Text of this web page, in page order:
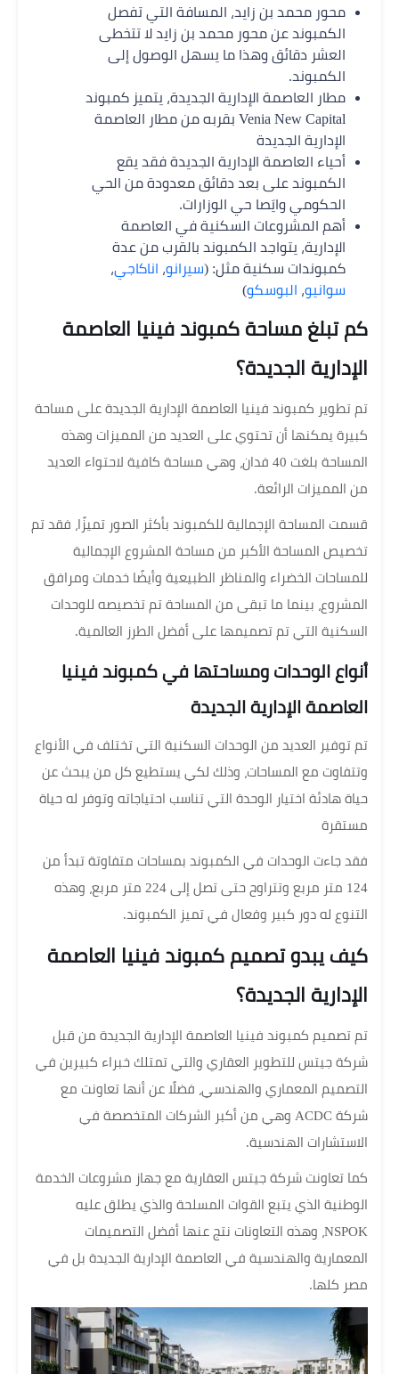
محور محمد بن زايد، المسافة التي تفصل
الكمبوند عن محور محمد بن زايد لا تتخطى
العشر دقائق وهذا ما يسهل الوصول إلى
الكمبوند.
مطار العاصمة الإدارية الجديدة، يتميز كمبوند
Venia New Capital بقربه من مطار العاصمة
الإدارية الجديدة
أحياء العاصمة الإدارية الجديدة فقد يقع
الكمبوند على بعد دقائق معدودة من الحي
الحكومي وايَصا حي الوزارات.
أهم المشروعات السكنية في العاصمة
الإدارية، يتواجد الكمبوند بالقرب من عدة
كمبوندات سكنية مثل: (سيرانو، اناكاجي،
سوانيو، البوسكو)
كم تبلغ مساحة كمبوند فينيا العاصمة
الإدارية الجديدة؟
تم تطوير كمبوند فينيا العاصمة الإدارية الجديدة على مساحة
كبيرة يمكنها أن تحتوي على العديد من المميزات وهذه
المساحة بلغت 40 فدان، وهي مساحة كافية لاحتواء العديد
من المميزات الرائعة.
قسمت المساحة الإجمالية للكمبوند بأكثر الصور تميزًا، فقد تم
تخصيص المساحة الأكبر من مساحة المشروع الإجمالية
للمساحات الخضراء والمناظر الطبيعية وأيضًا خدمات ومرافق
المشروع، بينما ما تبقى من المساحة تم تخصيصه للوحدات
السكنية التي تم تصميمها على أفضل الطرز العالمية.
أنواع الوحدات ومساحتها في كمبوند فينيا
العاصمة الإدارية الجديدة
تم توفير العديد من الوحدات السكنية التي تختلف في الأنواع
وتتفاوت مع المساحات، وذلك لكي يستطيع كل من يبحث عن
حياة هادئة اختيار الوحدة التي تناسب احتياجاته وتوفر له حياة
مستقرة
فقد جاءت الوحدات في الكمبوند بمساحات متفاوتة تبدأ من
124 متر مربع وتتراوح حتى تصل إلى 224 متر مربع، وهذه
التنوع له دور كبير وفعال في تميز الكمبوند.
كيف يبدو تصميم كمبوند فينيا العاصمة
الإدارية الجديدة؟
تم تصميم كمبوند فينيا العاصمة الإدارية الجديدة من قبل
شركة جيتس للتطوير العقاري والتي تمتلك خبراء كبيرين في
التصميم المعماري والهندسي، فضلًا عن أنها تعاونت مع
شركة ACDC وهي من أكبر الشركات المتخصصة في
الاستشارات الهندسية.
كما تعاونت شركة جيتس العقارية مع جهاز مشروعات الخدمة
الوطنية الذي يتبع القوات المسلحة والذي يطلق عليه
NSPOK، وهذه التعاونات نتج عنها أفضل التصميمات
المعمارية والهندسية في العاصمة الإدارية الجديدة بل في
مصر كلها.